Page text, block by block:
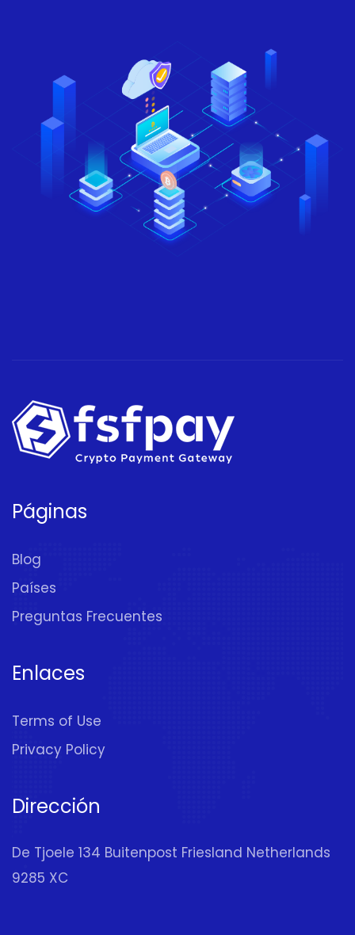
Páginas
Blog
Países
Preguntas Frecuentes
Enlaces
Terms of Use
Privacy Policy
Dirección
De Tjoele 134 Buitenpost Friesland Netherlands
9285 XC